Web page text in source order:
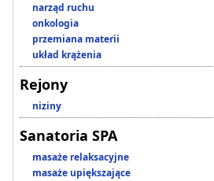
narząd ruchu
onkologia
przemiana materii
układ krążenia
Rejony
niziny
Sanatoria SPA
masaże relaksacyjne
masaże upiększające